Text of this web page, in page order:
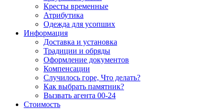
Кресты временные
Атрибутика
Одежда для усопших
Информация
Доставка и установка
Традиции и обряды
Оформление документов
Компенсации
Случилось горе, Что делать?
Как выбрать памятник?
Вызвать агента 00-24
Стоимость